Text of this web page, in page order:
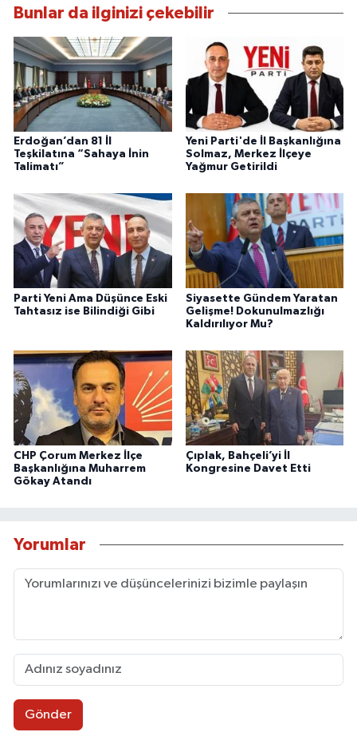
Bunlar da ilginizi çekebilir
Erdoğan’dan 81 İl
Teşkilatına “Sahaya İnin
Talimatı”
Yeni Parti'de İl Başkanlığına
Solmaz, Merkez İlçeye
Yağmur Getirildi
Parti Yeni Ama Düşünce Eski
Tahtasız ise Bilindiği Gibi
Siyasette Gündem Yaratan
Gelişme! Dokunulmazlığı
Kaldırılıyor Mu?
CHP Çorum Merkez İlçe
Başkanlığına Muharrem
Gökay Atandı
Çıplak, Bahçeli’yi İl
Kongresine Davet Etti
Yorumlar
Gönder